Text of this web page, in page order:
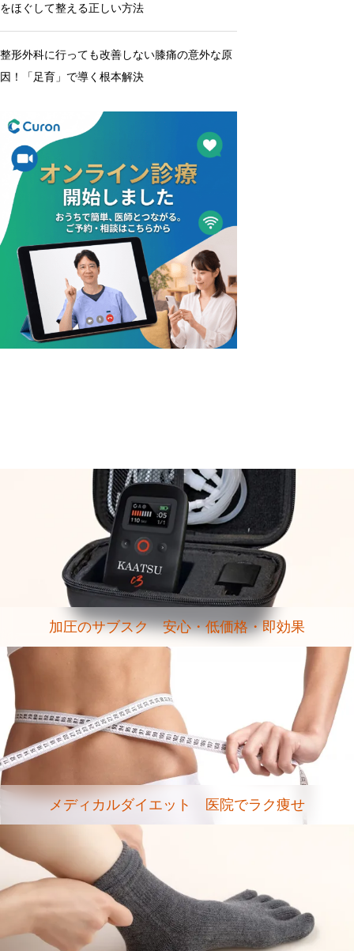
をほぐして整える正しい方法
整形外科に行っても改善しない膝痛の意外な原
因！「足育」で導く根本解決
加圧のサブスク 安心・低価格・即効果
メディカルダイエット 医院でラク痩せ